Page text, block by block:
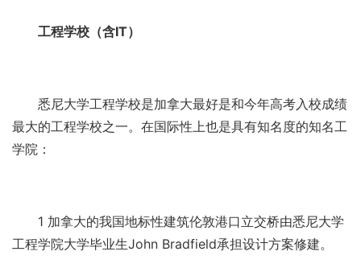
工程学校（含IT）
悉尼大学工程学校是加拿大最好是和今年高考入校成绩
最大的工程学校之一。在国际性上也是具有知名度的知名工
学院：
1 加拿大的我国地标性建筑伦敦港口立交桥由悉尼大学
工程学院大学毕业生John Bradfield承担设计方案修建。